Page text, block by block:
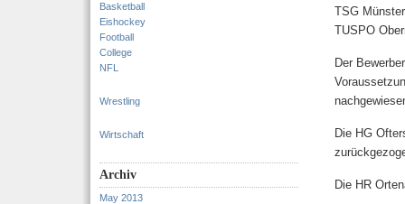
Basketball
Eishockey
Football
College
NFL
Wrestling
Wirtschaft
Archiv
May 2013
TSG Münster
TUSPO
Der
Die HG
Die HR